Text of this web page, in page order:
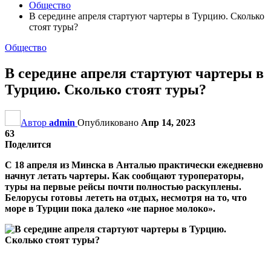
Общество
В середине апреля стартуют чартеры в Турцию. Сколько
стоят туры?
Общество
В середине апреля стартуют чартеры в
Турцию. Сколько стоят туры?
Автор admin Опубликовано Апр 14, 2023
63
Поделится
С 18 апреля из Минска в Анталью практически ежедневно
начнут летать чартеры. Как сообщают туроператоры,
туры на первые рейсы почти полностью раскуплены.
Белорусы готовы лететь на отдых, несмотря на то, что
море в Турции пока далеко «не парное молоко».